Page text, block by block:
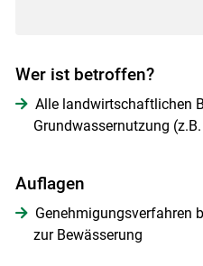
Wer ist betroffen?
Alle landwirtschaftlichen
Grundwassernutzung
Auflagen
Genehmigungsverfahren
zur Bewässerung